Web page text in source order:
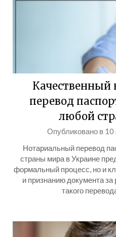
Качественный
перевод
любой
Опубликовано в 10
Нотариальный перевод
страны мира в Украине
формальный процесс, но и
и признанию документа
такого